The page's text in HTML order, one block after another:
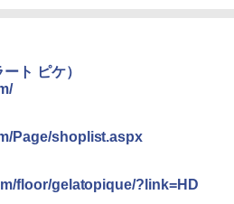
BASE 《めざましテレビで紹介》
ワンタッチ RENEW 幅200 2-3人用 43
パーズコレクション 山善] 傘みたいに
だけ パッとサッとテント ブラックコ
ーライト 強力 小型 緑色/赤色/青紫色
電式 高精度 超長距離照射 長時間使用
多機能設計 持ち運び便利 アウトド
ィス/教育現場/展示会用 緑
ト ピケ）
Page/shoplist.aspx
floor/gelatopique/?link=HD